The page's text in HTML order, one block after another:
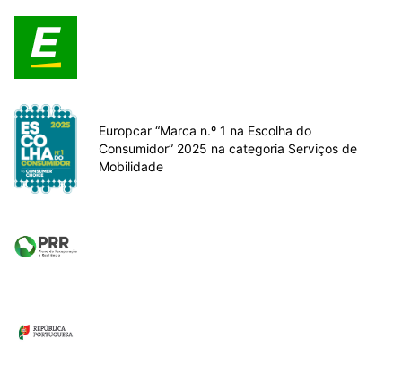
Europcar “Marca n.º 1 na Escolha do
Consumidor” 2025 na categoria Serviços de
Mobilidade